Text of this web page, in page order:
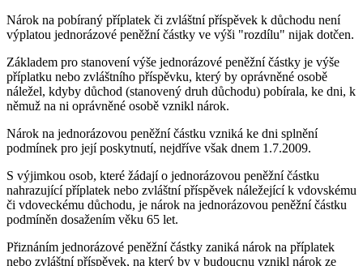
Nárok na pobíraný příplatek či zvláštní příspěvek k důchodu není
výplatou jednorázové peněžní částky ve výši "rozdílu" nijak dotčen.
Základem pro stanovení výše jednorázové peněžní částky je výše
příplatku nebo zvláštního příspěvku, který by oprávněné osobě
náležel, kdyby důchod (stanovený druh důchodu) pobírala, ke dni, k
němuž na ni oprávněné osobě vznikl nárok.
Nárok na jednorázovou peněžní částku vzniká ke dni splnění
podmínek pro její poskytnutí, nejdříve však dnem 1.7.2009.
S výjimkou osob, které žádají o jednorázovou peněžní částku
nahrazující příplatek nebo zvláštní příspěvek náležející k vdovskému
či vdoveckému důchodu, je nárok na jednorázovou peněžní částku
podmíněn dosažením věku 65 let.
Přiznáním jednorázové peněžní částky zaniká nárok na příplatek
nebo zvláštní příspěvek, na který by v budoucnu vznikl nárok ze